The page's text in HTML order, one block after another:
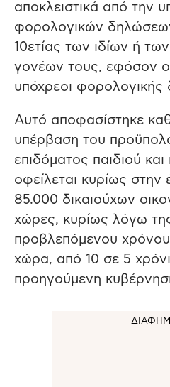
αποκλειστικά από την
φορολογικών
10ετίας των ιδίων ή
γονέων τους, εφόσον οι
υπόχρεοι
Αυτό αποφασίστηκε
υπέρβαση του
επιδόματος παιδιού
οφείλεται κυρίως στην
85.000 δικαιούχων
χώρες, κυρίως λόγω
προβλεπόμενου
χώρα, από 10 σε 5
προηγούμενη